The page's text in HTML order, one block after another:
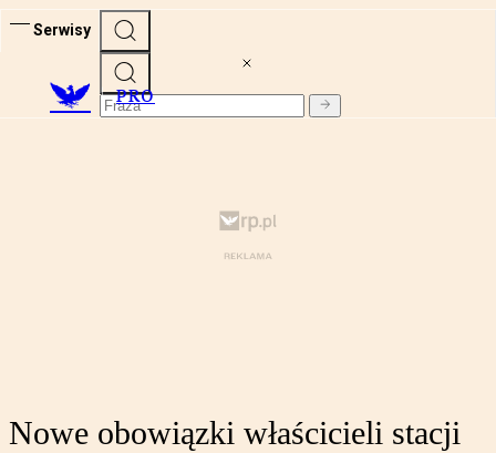
Serwisy
PRO
Nowe obowiązki właścicieli stacji